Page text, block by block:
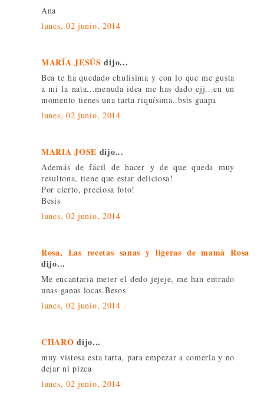
Ana
lunes, 02 junio, 2014
MARÍA JESÚS dijo...
Bea te ha quedado chulísima y con lo que me gusta
a mi la nata...menuda idea me has dado ejj...en un
momento tienes una tarta riquísima..bsts guapa
lunes, 02 junio, 2014
MARIA JOSE dijo...
Además de fácil de hacer y de que queda muy
resultona, tiene que estar deliciosa!
Por cierto, preciosa foto!
Besis
lunes, 02 junio, 2014
Rosa, Las recetas sanas y ligeras de mamá Rosa
dijo...
Me encantaria meter el dedo jejeje, me han entrado
unas ganas locas.Besos
lunes, 02 junio, 2014
CHARO dijo...
muy vistosa esta tarta, para empezar a comerla y no
dejar ni pizca
lunes, 02 junio, 2014